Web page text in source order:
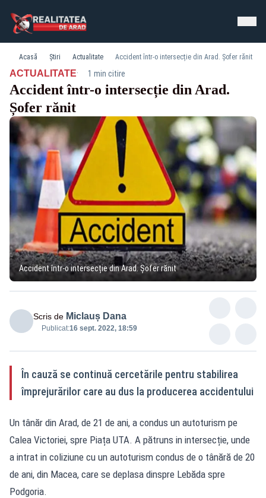
Acasă Știri Actualitate Accident într-o intersecție din Arad. Șofer rănit
ACTUALITATE· 1 min citire
Accident într-o intersecție din Arad.
Șofer rănit
Accident într-o intersecție din Arad. Șofer rănit
Scris de Miclauș Dana
Publicat:16 sept. 2022, 18:59
În cauză se continuă cercetările pentru stabilirea
împrejurărilor care au dus la producerea accidentului
Un tânăr din Arad, de 21 de ani, a condus un autoturism pe
Calea Victoriei, spre Piața UTA. A pătruns in intersecție, unde
a intrat in coliziune cu un autoturism condus de o tânără de 20
de ani, din Macea, care se deplasa dinspre Lebăda spre
Podgoria.